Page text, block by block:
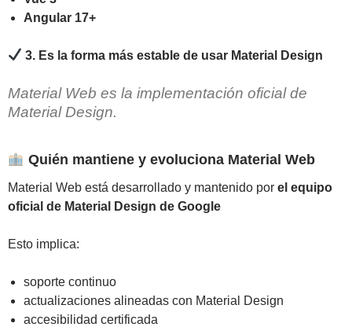
Angular 17+
3. Es la forma más estable de usar Material Design
Material Web es la implementación oficial de
Material Design.
Quién mantiene y evoluciona Material Web
Material Web está desarrollado y mantenido por el equipo
oficial de Material Design de Google
Esto implica:
soporte continuo
actualizaciones alineadas con Material Design
accesibilidad certificada